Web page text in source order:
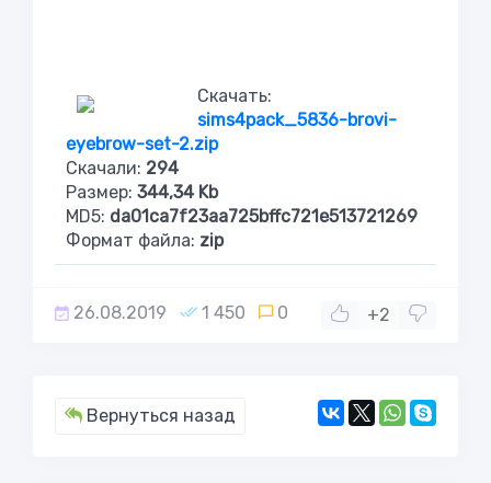
Скачать:
sims4pack_5836-brovi-
eyebrow-set-2.zip
Скачали: 294
Размер: 344,34 Kb
MD5: da01ca7f23aa725bffc721e513721269
Формат файла: zip
26.08.2019 1 450 0 +2
Вернуться назад